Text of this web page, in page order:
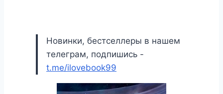
Новинки, бестселлеры в нашем
телеграм, подпишись -
t.me/ilovebook99